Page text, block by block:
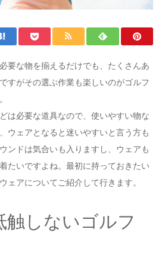
要な物を揃えるだけでも、たくさんあ
すがその選ぶ作業も楽しいのがゴルフ
は必要な道具なので、使いやすい物な
ウェアとなると迷いやすいと言う方も
ンドは気合いも入りますし、ウェアも
たいですよね。最初に持っておきたい
ェアについてご紹介して行きます。
触しないゴルフ